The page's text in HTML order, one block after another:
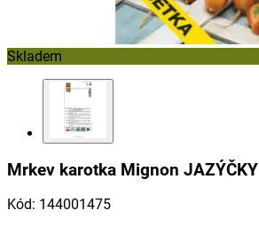
Skladem
Mrkev karotka Mignon JAZÝČKY
Kód: 144001475